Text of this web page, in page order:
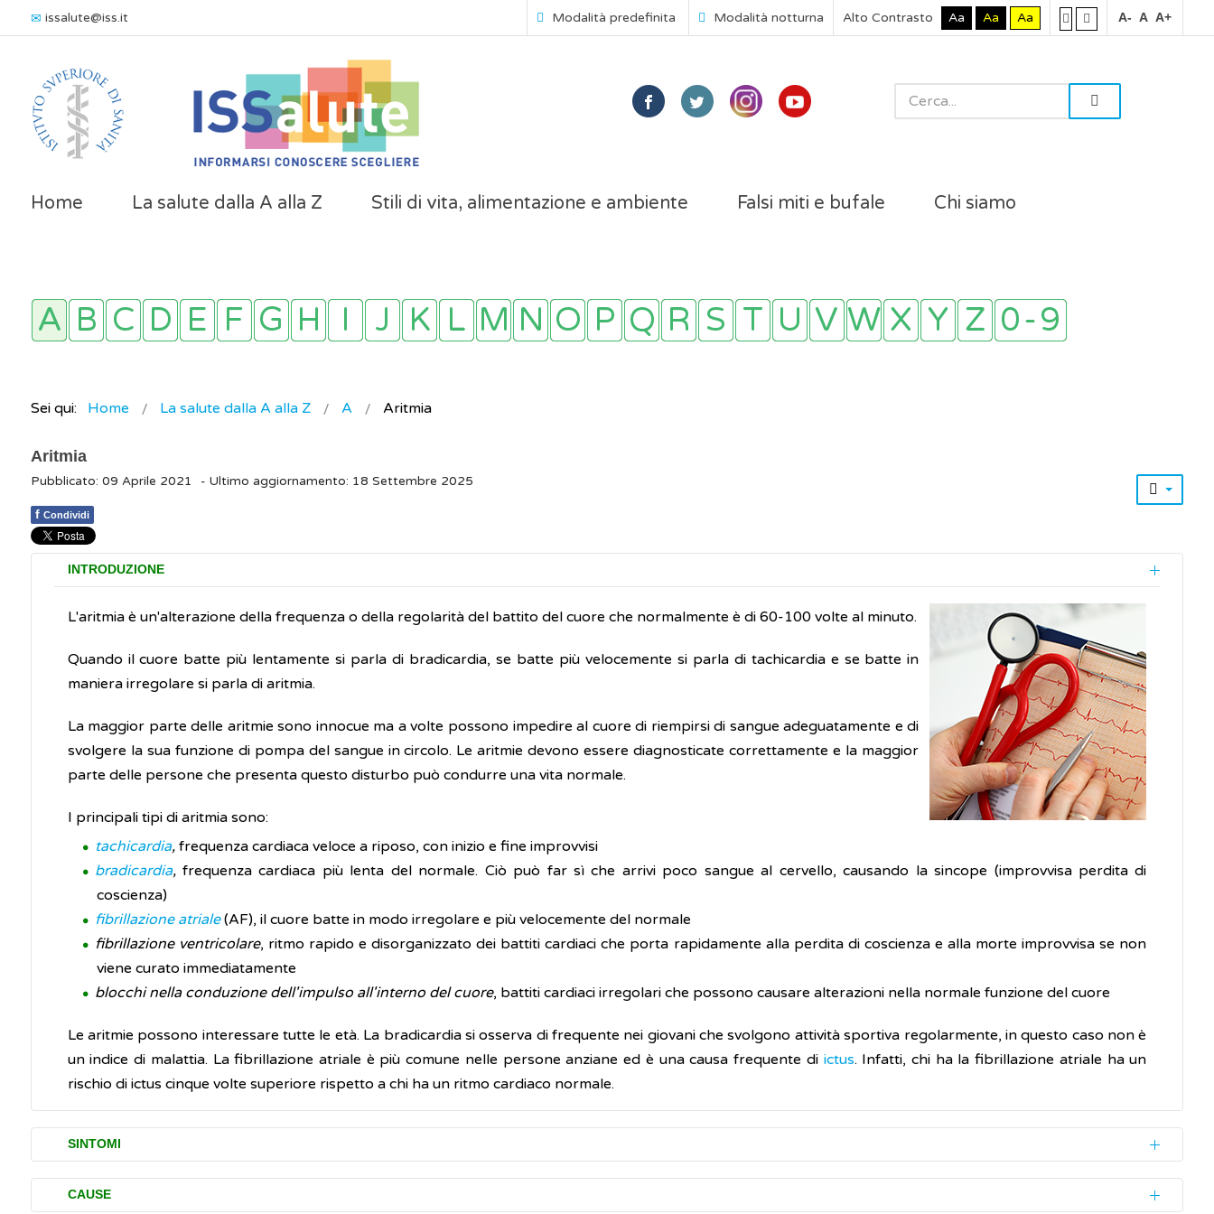
issalute@iss.it Modalità predefinita Modalità notturna Alto Contrasto Aa Aa Aa A- A A+
Home La salute dalla A alla Z Stili di vita, alimentazione e ambiente Falsi miti e bufale Chi siamo
Sei qui: Home La salute dalla A alla Z A Aritmia
Aritmia
Pubblicato: 09 Aprile 2021 - Ultimo aggiornamento: 18 Settembre 2025
f Condividi
INTRODUZIONE
L'aritmia è un'alterazione della frequenza o della regolarità del battito del cuore che normalmente è di 60-100 volte al minuto.
Quando il cuore batte più lentamente si parla di bradicardia, se batte più velocemente si parla di tachicardia e se batte in
maniera irregolare si parla di aritmia.
La maggior parte delle aritmie sono innocue ma a volte possono impedire al cuore di riempirsi di sangue adeguatamente e di
svolgere la sua funzione di pompa del sangue in circolo. Le aritmie devono essere diagnosticate correttamente e la maggior
parte delle persone che presenta questo disturbo può condurre una vita normale.
I principali tipi di aritmia sono:
tachicardia, frequenza cardiaca veloce a riposo, con inizio e fine improvvisi
bradicardia,frequenza cardiaca più lenta del normale. Ciò può far sì che arrivi poco sangue al cervello, causando la sincope (improvvisa perdita di
coscienza)
fibrillazione atriale(AF), il cuore batte in modo irregolare e più velocemente del normale
fibrillazione ventricolare, ritmo rapido e disorganizzato dei battiti cardiaci che porta rapidamente alla perdita di coscienza e alla morte improvvisa se non
viene curato immediatamente
blocchi nella conduzione dell'impulso all'interno del cuore, battiti cardiaci irregolari che possono causare alterazioni nella normale funzione del cuore
Le aritmie possono interessare tutte le età. La bradicardia si osserva di frequente nei giovani che svolgono attività sportiva regolarmente, in questo caso non è
un indice di malattia. La fibrillazione atriale è più comune nelle persone anziane ed è una causa frequente di ictus. Infatti, chi ha la fibrillazione atriale ha un
rischio di ictus cinque volte superiore rispetto a chi ha un ritmo cardiaco normale.
SINTOMI
Le aritmie non sempre causano segni o precise manifestazioni cliniche. Infatti, il medico può scoprire l'aritmia occasionalmente, durante un esame di controllo,
CAUSE